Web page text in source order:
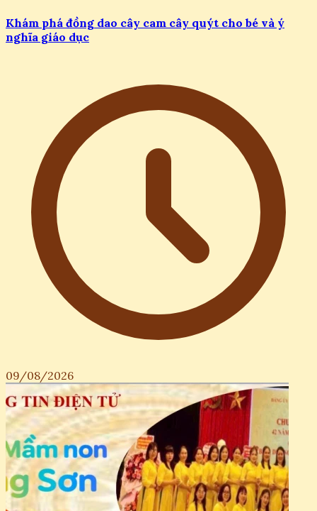
Khám phá đồng dao cây cam cây quýt cho bé và ý
nghĩa giáo dục
09/08/2026